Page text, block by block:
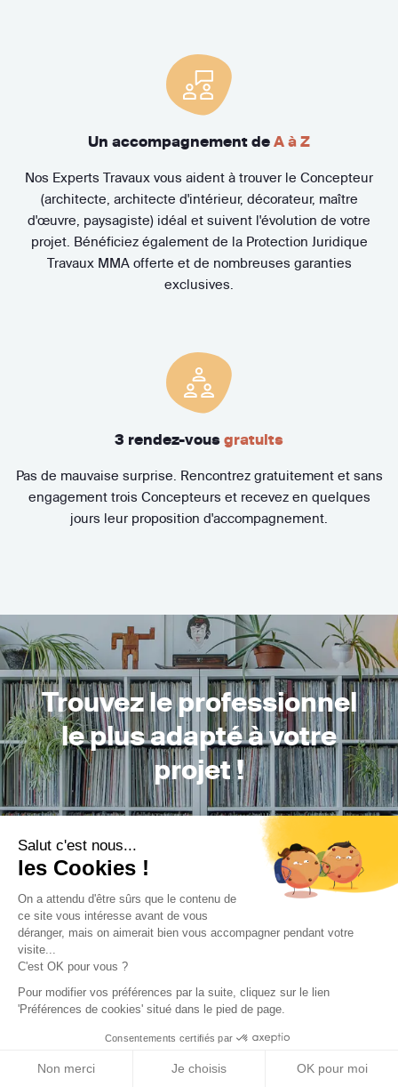
Salut c'est nous...
les Cookies !
On a attendu d'être sûrs que le contenu de
ce site vous intéresse avant de vous
déranger, mais on aimerait bien vous accompagner pendant votre
visite...
C'est OK pour vous ?
Pour modifier vos préférences par la suite, cliquez sur le lien
'Préférences de cookies' situé dans le pied de page.
Consentements certifiés par
Non merci Je choisis OK pour moi
Un accompagnement de A à Z
Nos Experts Travaux vous aident à trouver le Concepteur
(architecte, architecte d'intérieur, décorateur, maître
d'œuvre, paysagiste) idéal et suivent l'évolution de votre
projet. Bénéficiez également de la Protection Juridique
Travaux MMA offerte et de nombreuses garanties
exclusives.
3 rendez-vous gratuits
Pas de mauvaise surprise. Rencontrez gratuitement et sans
engagement trois Concepteurs et recevez en quelques
jours leur proposition d'accompagnement.
Trouvez le professionnel
le plus adapté à votre
projet !
Trouver mon Concepteur
Trouver une réalisation/Rénovation/Maison individuelle
L'habité .2